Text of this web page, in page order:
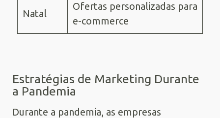
Natal
Ofertas personalizadas para
e-commerce
Estratégias de Marketing Durante
a Pandemia
Durante a pandemia, as empresas